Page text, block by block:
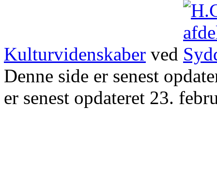
Kulturvidenskaber ved
Denne side er senest
er senest opdateret 23.